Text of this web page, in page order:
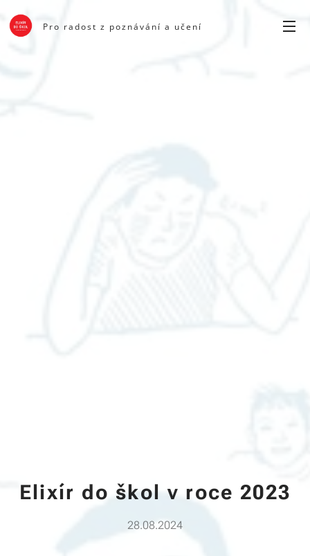
Pro radost z poznávání a učení
Elixír do škol v roce 2023
28.08.2024